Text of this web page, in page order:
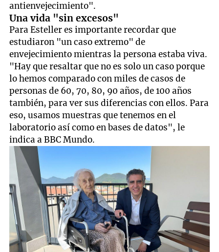
antienvejecimiento".
Una vida "sin excesos"
Para Esteller es importante recordar que
estudiaron "un caso extremo" de
envejecimiento mientras la persona estaba viva.
"Hay que resaltar que no es solo un caso porque
lo hemos comparado con miles de casos de
personas de 60, 70, 80, 90 años, de 100 años
también, para ver sus diferencias con ellos. Para
eso, usamos muestras que tenemos en el
laboratorio así como en bases de datos", le
indica a BBC Mundo.